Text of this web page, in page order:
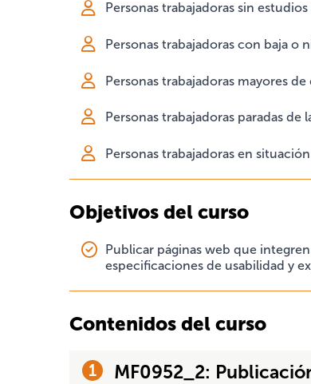
Personas trabajadoras sin
Personas trabajadoras con baja o
Personas trabajadoras mayores
Personas trabajadoras paradas de
Personas trabajadoras en situación
Objetivos del curso
Publicar páginas web que
especificaciones de usabilidad y
Contenidos del curso
MF0952_2: